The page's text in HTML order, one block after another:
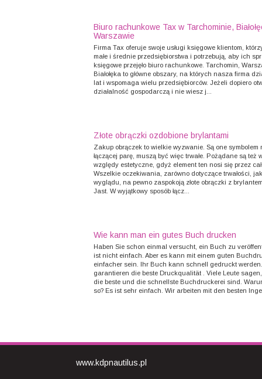
Biuro rachunkowe Tax w Tarchominie,
Warszawie
Firma Tax oferuje swoje usługi księgowe klientom,
małe i średnie przedsiębiorstwa i potrzebują, aby ich
księgowe przejęło biuro rachunkowe. Tarchomin,
Białołęka to główne obszary, na których nasza firma
lat i wspomaga wielu przedsiębiorców. Jeżeli dopiero
działalność gospodarczą i nie wiesz j...
Złote obrączki ozdobione brylantami
Zakup obrączek to wielkie wyzwanie. Są one symbolem
łączącej parę, muszą być więc trwałe. Pożądane są też
względy estetyczne, gdyż element ten nosi się przez
Wszelkie oczekiwania, zarówno dotyczące trwałości,
wyglądu, na pewno zaspokoją złote obrączki z
Jast. W wyjątkowy sposób łącz...
Wie kann man ein gutes Buch drucken
Haben Sie schon einmal versucht, ein Buch zu
ist nicht einfach. Aber es kann mit einem guten
einfacher sein. Ihr Buch kann schnell gedruckt
garantieren die beste Druckqualität . Viele Leute
die beste und die schnellste Buchdruckerei sind.
so? Es ist sehr einfach. Wir arbeiten mit den besten
www.kdpnautilus.pl